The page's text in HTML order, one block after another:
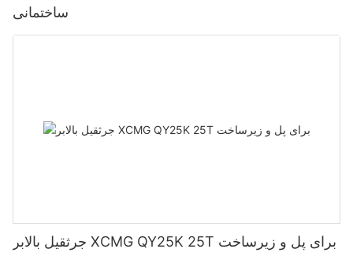
ساختمانی
جرثقیل بالابر XCMG QY25K 25T برای پل و زیرساخت